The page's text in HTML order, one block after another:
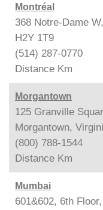
Montréal
368 Notre-Dame
H2Y 1T9
(514) 287-0770
Distance Km
Morgantown
125 Granville
Morgantown,
(800) 788-1544
Distance Km
Mumbai
601&602, 6th